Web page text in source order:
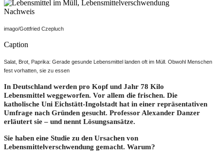
Nachweis
imago/Gottfried Czepluch
Caption
Salat, Brot, Paprika: Gerade gesunde Lebensmittel landen oft im Müll. Obwohl Menschen
fest vorhatten, sie zu essen
In Deutschland werden pro Kopf und Jahr 78 Kilo
Lebensmittel weggeworfen. Vor allem die frischen. Die
katholische Uni Eichstätt-Ingolstadt hat in einer repräsentativen
Umfrage nach Gründen gesucht. Professor Alexander Danzer
erläutert sie – und nennt Lösungsansätze.
Sie haben eine Studie zu den Ursachen von
Lebensmittelverschwendung gemacht. Warum?